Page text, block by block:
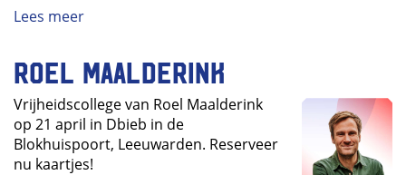
Lees meer
Roel Maalderink
Vrijheidscollege van Roel Maalderink
op 21 april in Dbieb in de
Blokhuispoort, Leeuwarden. Reserveer
nu kaartjes!